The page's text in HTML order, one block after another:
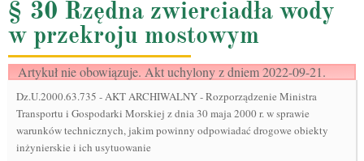
§ 30 Rzędna zwierciadła wody
w przekroju mostowym
Artykuł nie obowiązuje. Akt uchylony z dniem 2022-09-21.
Dz.U.2000.63.735 -AKT ARCHIWALNY - Rozporządzenie Ministra
Transportu i Gospodarki Morskiej z dnia 30 maja 2000 r. w sprawie
warunków technicznych, jakim powinny odpowiadać drogowe obiekty
inżynierskie i ich usytuowanie